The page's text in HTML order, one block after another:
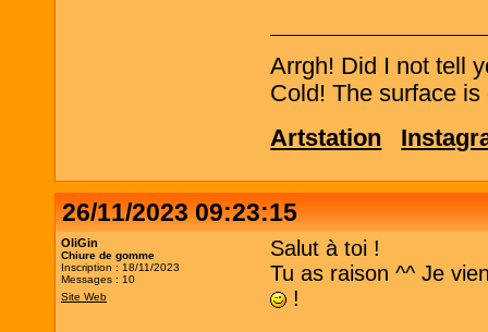
Arrgh! Did I not tell
Cold! The surface
Artstation
26/11/2023 09:23:15
OliGin
Chiure de gomme
Inscription : 18/11/2023
Messages : 10
Site Web
Salut à toi !
Tu as raison ^^ Je
!